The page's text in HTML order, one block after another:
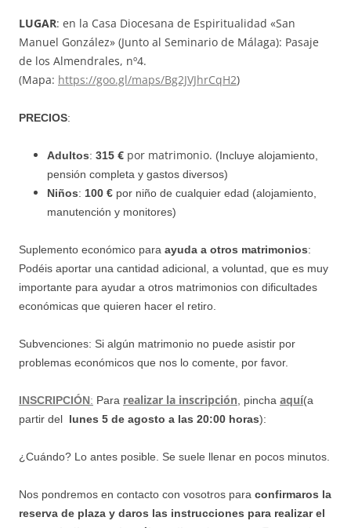
LUGAR: en la Casa Diocesana de Espiritualidad «San
Manuel González» (Junto al Seminario de Málaga): Pasaje
de los Almendrales, nº4.
(Mapa: https://goo.gl/maps/Bg2JVJhrCqH2)
PRECIOS:
Adultos: 315 € por matrimonio. (Incluye alojamiento,
pensión completa y gastos diversos)
Niños: 100 € por niño de cualquier edad (alojamiento,
manutención y monitores)
Suplemento económico para ayuda a otros matrimonios:
Podéis aportar una cantidad adicional, a voluntad, que es muy
importante para ayudar a otros matrimonios con dificultades
económicas que quieren hacer el retiro.
Subvenciones: Si algún matrimonio no puede asistir por
problemas económicos que nos lo comente, por favor.
INSCRIPCIÓN: Para realizar la inscripción , pincha aquí(a
partir del lunes 5 de agosto a las 20:00 horas):
¿Cuándo? Lo antes posible. Se suele llenar en pocos minutos.
Nos pondremos en contacto con vosotros para confirmaros la
reserva de plaza y daros las instrucciones para realizar el